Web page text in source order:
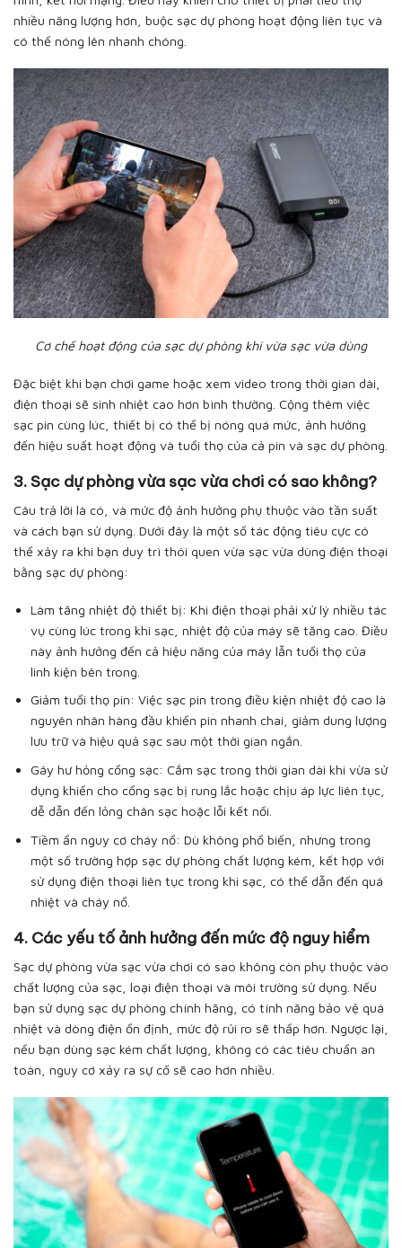
nhiều năng lượng hơn, buộc sạc dự phòng hoạt động liên tục và
có thể nóng lên nhanh chóng.
Cơ chế hoạt động của sạc dự phòng khi vừa sạc vừa dùng
Đặc biệt khi bạn chơi game hoặc xem video trong thời gian dài,
điện thoại sẽ sinh nhiệt cao hơn bình thường. Cộng thêm việc
sạc pin cùng lúc, thiết bị có thể bị nóng quá mức, ảnh hưởng
đến hiệu suất hoạt động và tuổi thọ của cả pin và sạc dự phòng.
3. Sạc dự phòng vừa sạc vừa chơi có sao không?
Câu trả lời là có, và mức độ ảnh hưởng phụ thuộc vào tần suất
và cách bạn sử dụng. Dưới đây là một số tác động tiêu cực có
thể xảy ra khi bạn duy trì thói quen vừa sạc vừa dùng điện thoại
bằng sạc dự phòng:
Làm tăng nhiệt độ thiết bị: Khi điện thoại phải xử lý nhiều tác
vụ cùng lúc trong khi sạc, nhiệt độ của máy sẽ tăng cao. Điều
này ảnh hưởng đến cả hiệu năng của máy lẫn tuổi thọ của
linh kiện bên trong.
Giảm tuổi thọ pin: Việc sạc pin trong điều kiện nhiệt độ cao là
nguyên nhân hàng đầu khiến pin nhanh chai, giảm dung lượng
lưu trữ và hiệu quả sạc sau một thời gian ngắn.
Gây hư hỏng cổng sạc: Cắm sạc trong thời gian dài khi vừa sử
dụng khiến cho cổng sạc bị rung lắc hoặc chịu áp lực liên tục,
dễ dẫn đến lỏng chân sạc hoặc lỗi kết nối.
Tiềm ẩn nguy cơ cháy nổ: Dù không phổ biến, nhưng trong
một số trường hợp sạc dự phòng chất lượng kém, kết hợp với
sử dụng điện thoại liên tục trong khi sạc, có thể dẫn đến quá
nhiệt và cháy nổ.
4. Các yếu tố ảnh hưởng đến mức độ nguy hiểm
Sạc dự phòng vừa sạc vừa chơi có sao không còn phụ thuộc vào
chất lượng của sạc, loại điện thoại và môi trường sử dụng. Nếu
bạn sử dụng sạc dự phòng chính hãng, có tính năng bảo vệ quá
nhiệt và dòng điện ổn định, mức độ rủi ro sẽ thấp hơn. Ngược lại,
nếu bạn dùng sạc kém chất lượng, không có các tiêu chuẩn an
toàn, nguy cơ xảy ra sự cố sẽ cao hơn nhiều.